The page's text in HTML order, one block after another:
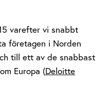
varefter vi snabbt
företagen i Norden
till ett av de snabbast
Europa (Deloitte